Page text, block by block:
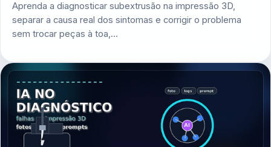
Aprenda a diagnosticar subextrusão na impressão 3D,
separar a causa real dos sintomas e corrigir o problema
sem trocar peças à toa,…